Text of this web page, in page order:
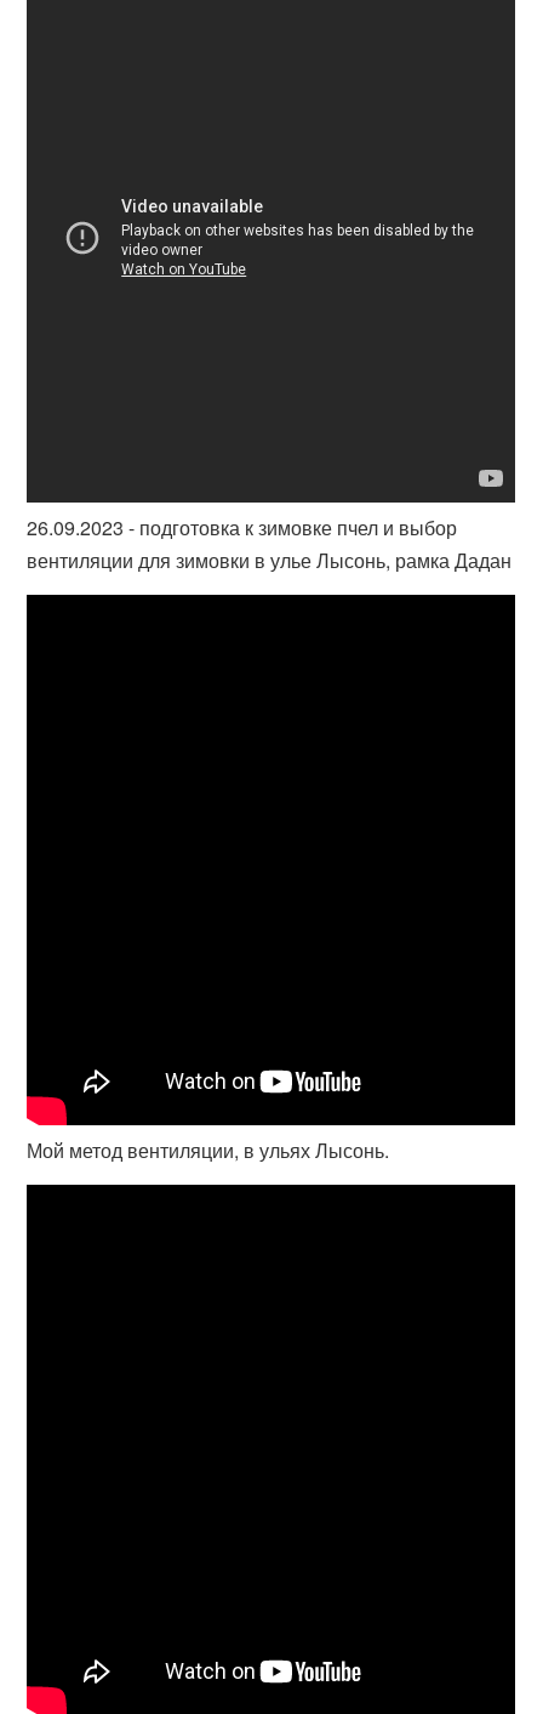
26.09.2023 - подготовка к зимовке пчел и выбор
вентиляции для зимовки в улье Лысонь, рамка Дадан
Мой метод вентиляции, в ульях Лысонь.